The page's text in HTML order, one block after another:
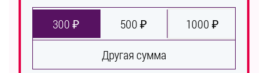
300 ₽ 500 ₽
1000 ₽
Другая сумма